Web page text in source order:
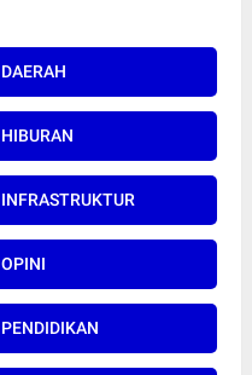
DAERAH
HIBURAN
INFRASTRUKTUR
OPINI
PENDIDIKAN